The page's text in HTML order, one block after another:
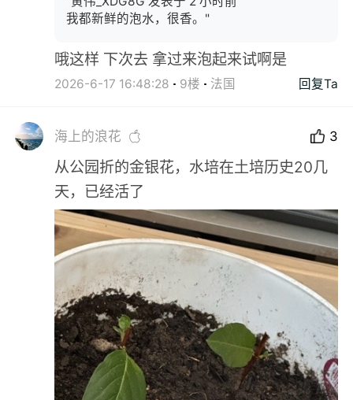
我都新鲜的泡水，很香。"
哦这样 下次去 拿过来泡起来试啊是
2026-6-17 16:48:28 9楼 法国 回复Ta
海上的浪花 3
从公园折的金银花，水培在土培历史20几
天，已经活了